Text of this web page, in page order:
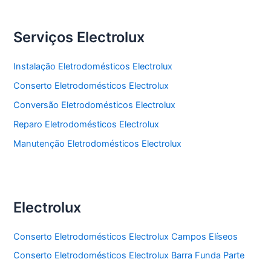
Serviços Electrolux
Instalação Eletrodomésticos Electrolux
Conserto Eletrodomésticos Electrolux
Conversão Eletrodomésticos Electrolux
Reparo Eletrodomésticos Electrolux
Manutenção Eletrodomésticos Electrolux
Electrolux
Conserto Eletrodomésticos Electrolux Campos Elíseos
Conserto Eletrodomésticos Electrolux Barra Funda Parte